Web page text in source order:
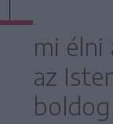
mi élni
az